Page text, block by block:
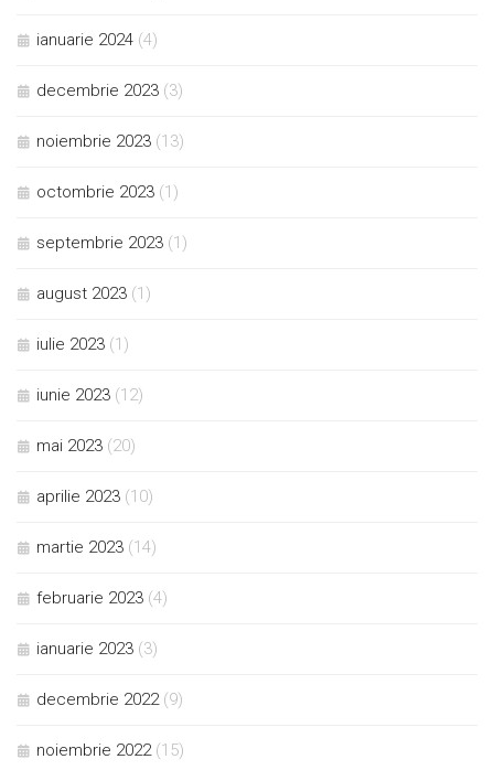
ianuarie 2024 (4)
decembrie 2023 (3)
noiembrie 2023 (13)
octombrie 2023 (1)
septembrie 2023 (1)
august 2023 (1)
iulie 2023 (1)
iunie 2023 (12)
mai 2023 (20)
aprilie 2023 (10)
martie 2023 (14)
februarie 2023 (4)
ianuarie 2023 (3)
decembrie 2022 (9)
noiembrie 2022 (15)